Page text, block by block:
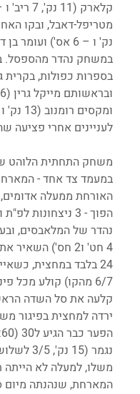
לעניינים אחרי פציעה
משחק התחתית הלוהט
במעמד צד אחד -
האורחת ממעלה
4 חט' ו2 חס')
6/7 מהקו) קולע מכל
נגמר
משלו, למעלה לא